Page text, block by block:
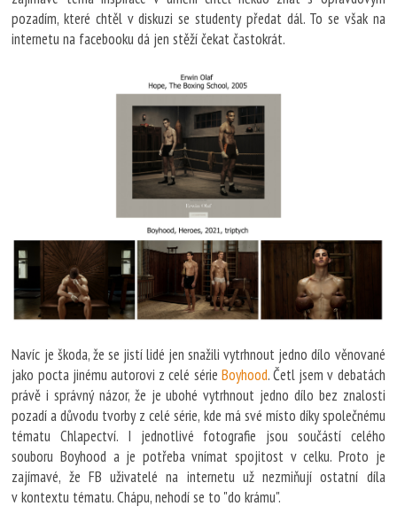
pozadím, které chtěl v diskuzi se studenty předat dál. To se však na
internetu na facebooku dá jen stěží čekat častokrát.
Navíc je škoda, že se jistí lidé jen snažili vytrhnout jedno dílo věnované
jako pocta jinému autorovi z celé série Boyhood. Četl jsem v debatách
právě i správný názor, že je ubohé vytrhnout jedno dílo bez znalosti
pozadí a důvodu tvorby z celé série, kde má své místo díky společnému
tématu Chlapectví. I jednotlivé fotografie jsou součástí celého
souboru Boyhood a je potřeba vnímat spojitost v celku. Proto je
zajímavé, že FB uživatelé na internetu už nezmiňují ostatní díla
v kontextu tématu. Chápu, nehodí se to "do krámu".